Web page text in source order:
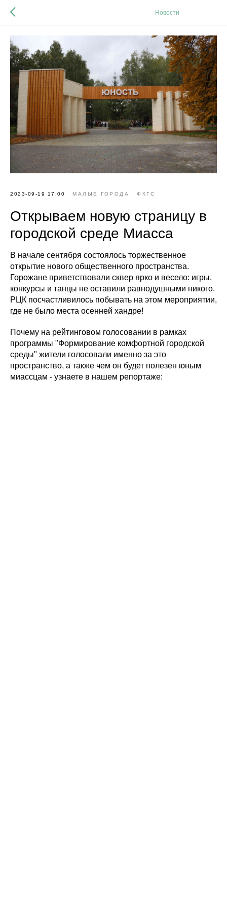
Новости
2023-09-19 17:00 МАЛЫЕ ГОРОДА ФКГС
Открываем новую страницу в
городской среде Миасса
В начале сентября состоялось торжественное
открытие нового общественного пространства.
Горожане приветствовали сквер ярко и весело: игры,
конкурсы и танцы не оставили равнодушными никого.
РЦК посчастливилось побывать на этом мероприятии,
где не было места осенней хандре!
Почему на рейтинговом голосовании в рамках
программы "Формирование комфортной городской
среды" жители голосовали именно за это
пространство, а также чем он будет полезен юным
миассцам - узнаете в нашем репортаже: